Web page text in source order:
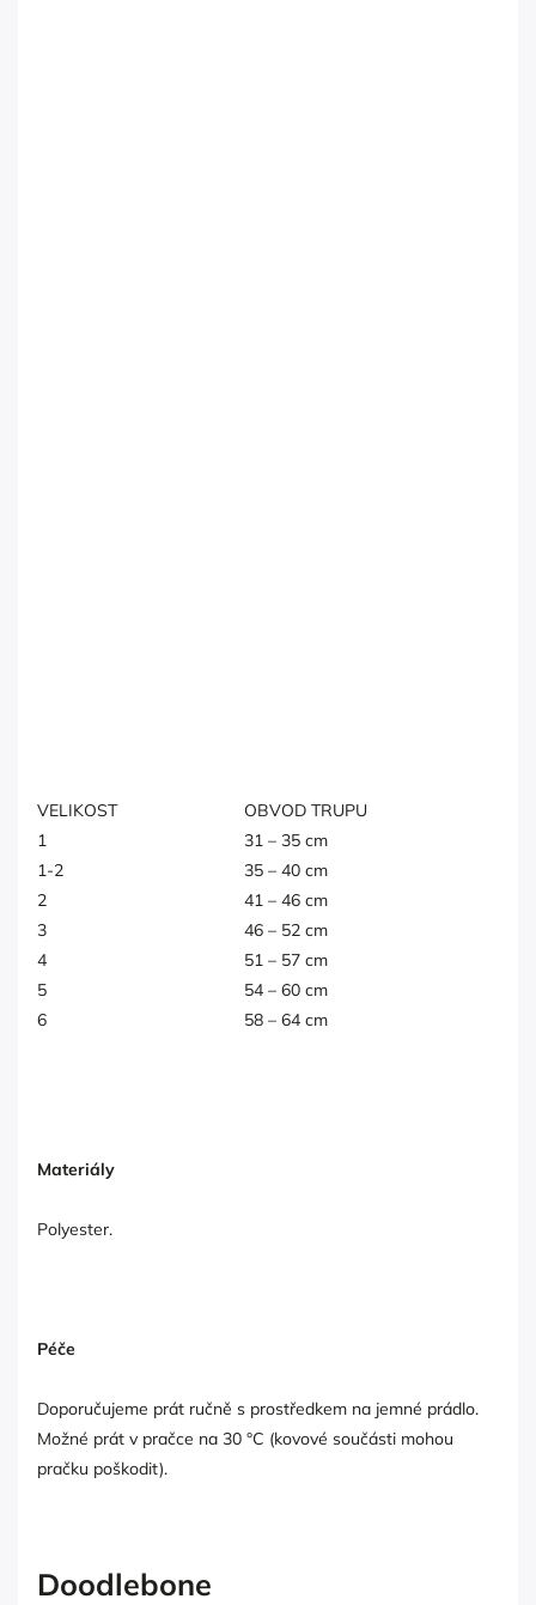
VELIKOST
OBVOD TRUPU
1
31 – 35 cm
1-2
35 – 40 cm
2
41 – 46 cm
3
46 – 52 cm
4
51 – 57 cm
5
54 – 60 cm
6
58 – 64 cm
Materiály
Polyester.
Péče
Doporučujeme prát ručně s prostředkem na jemné prádlo.
Možné prát v pračce na 30 °C (kovové součásti mohou
pračku poškodit).
Doodlebone